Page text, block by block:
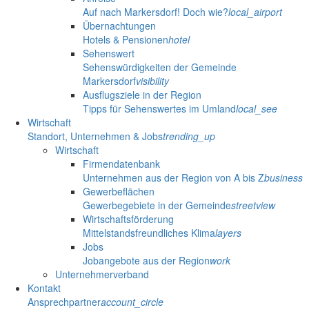
Auf nach Markersdorf! Doch wie?local_airport
Übernachtungen
Hotels & Pensionenhotel
Sehenswert
Sehenswürdigkeiten der Gemeinde
Markersdorfvisibility
Ausflugsziele in der Region
Tipps für Sehenswertes im Umlandlocal_see
Wirtschaft
Standort, Unternehmen & Jobstrending_up
Wirtschaft
Firmendatenbank
Unternehmen aus der Region von A bis Zbusiness
Gewerbeflächen
Gewerbegebiete in der Gemeindestreetview
Wirtschaftsförderung
Mittelstandsfreundliches Klimalayers
Jobs
Jobangebote aus der Regionwork
Unternehmerverband
Kontakt
Ansprechpartneraccount_circle